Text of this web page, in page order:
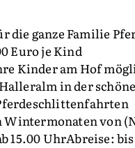
die ganze Familie
Euro je Kind
Kinder am Hof
in der
Wintermonaten von
15.00 UhrAbreise: